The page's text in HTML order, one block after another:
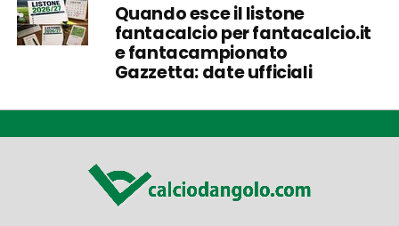
Quando esce il listone
fantacalcio per fantacalcio.it
e fantacampionato
Gazzetta: date ufficiali